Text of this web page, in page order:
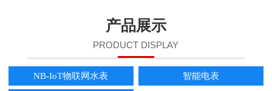
产品展示
PRODUCT DISPLAY
NB-IoT物联网水表 智能电表